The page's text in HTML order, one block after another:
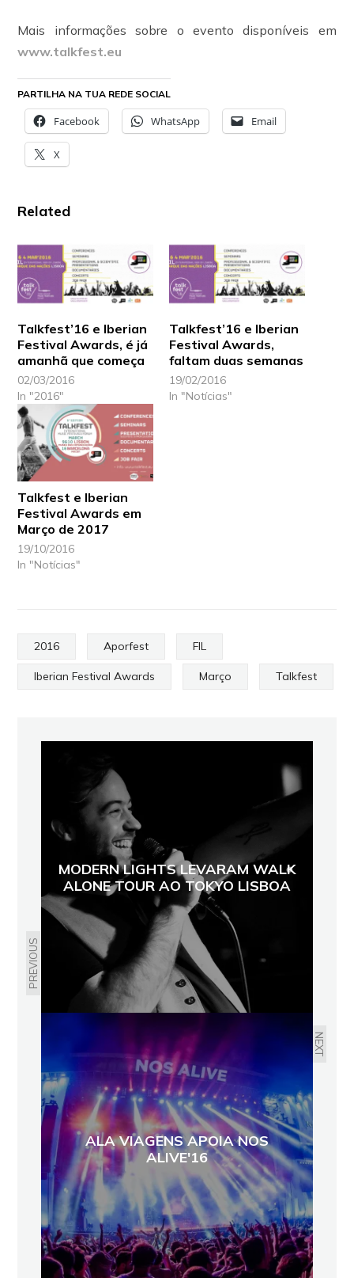
Mais informações sobre o evento disponíveis em
www.talkfest.eu
PARTILHA NA TUA REDE SOCIAL
Facebook WhatsApp Email
X
Related
Talkfest’16 e Iberian
Festival Awards, é já
amanhã que começa
02/03/2016
In "2016"
Talkfest’16 e Iberian
Festival Awards,
faltam duas semanas
19/02/2016
In "Notícias"
Talkfest e Iberian
Festival Awards em
Março de 2017
19/10/2016
In "Notícias"
2016 Aporfest FIL
Iberian Festival Awards Março Talkfest
PREVIOUS
MODERN LIGHTS LEVARAM WALK
ALONE TOUR AO TOKYO LISBOA
NEXT
ALA VIAGENS APOIA NOS
ALIVE'16